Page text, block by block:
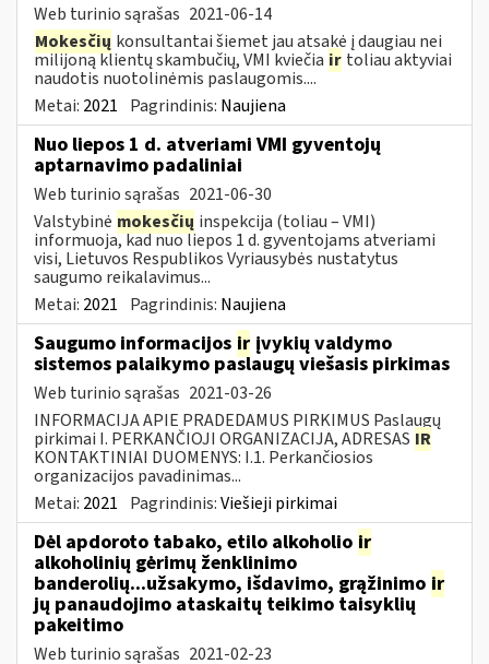
Web turinio sąrašas 2021-06-14
Mokesčių konsultantai šiemet jau atsakė į daugiau nei
milijoną klientų skambučių, VMI kviečia ir toliau aktyviai
naudotis nuotolinėmis paslaugomis....
Metai: 2021 Pagrindinis: Naujiena
Nuo liepos 1 d. atveriami VMI gyventojų
aptarnavimo padaliniai
Web turinio sąrašas 2021-06-30
Valstybinė mokesčių inspekcija (toliau – VMI)
informuoja, kad nuo liepos 1 d. gyventojams atveriami
visi, Lietuvos Respublikos Vyriausybės nustatytus
saugumo reikalavimus...
Metai: 2021 Pagrindinis: Naujiena
Saugumo informacijos ir įvykių valdymo
sistemos palaikymo paslaugų viešasis pirkimas
Web turinio sąrašas 2021-03-26
INFORMACIJA APIE PRADEDAMUS PIRKIMUS Paslaugų
pirkimai I. PERKANČIOJI ORGANIZACIJA, ADRESAS IR
KONTAKTINIAI DUOMENYS: I.1. Perkančiosios
organizacijos pavadinimas...
Metai: 2021 Pagrindinis:Viešieji pirkimai
Dėl apdoroto tabako, etilo alkoholio ir
alkoholinių gėrimų ženklinimo
banderolių...užsakymo, išdavimo, grąžinimo ir
jų panaudojimo ataskaitų teikimo taisyklių
pakeitimo
Web turinio sąrašas 2021-02-23